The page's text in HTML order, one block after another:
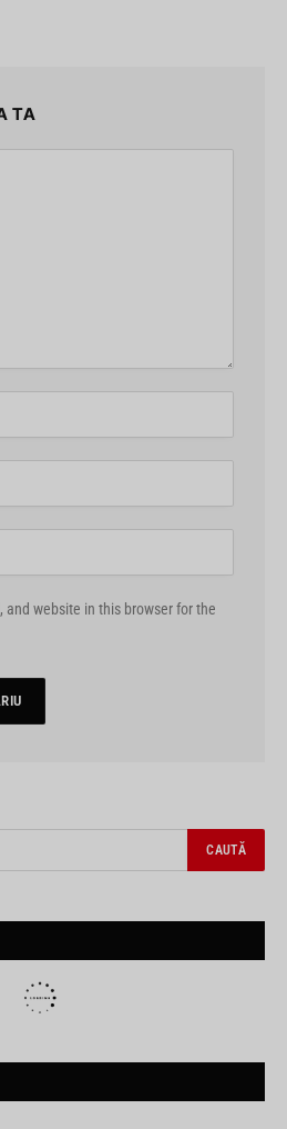
TA
and website in this browser for the